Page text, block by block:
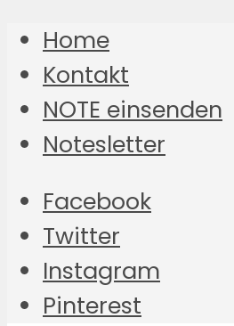
Home
Kontakt
NOTE einsenden
Notesletter
Facebook
Twitter
Instagram
Pinterest